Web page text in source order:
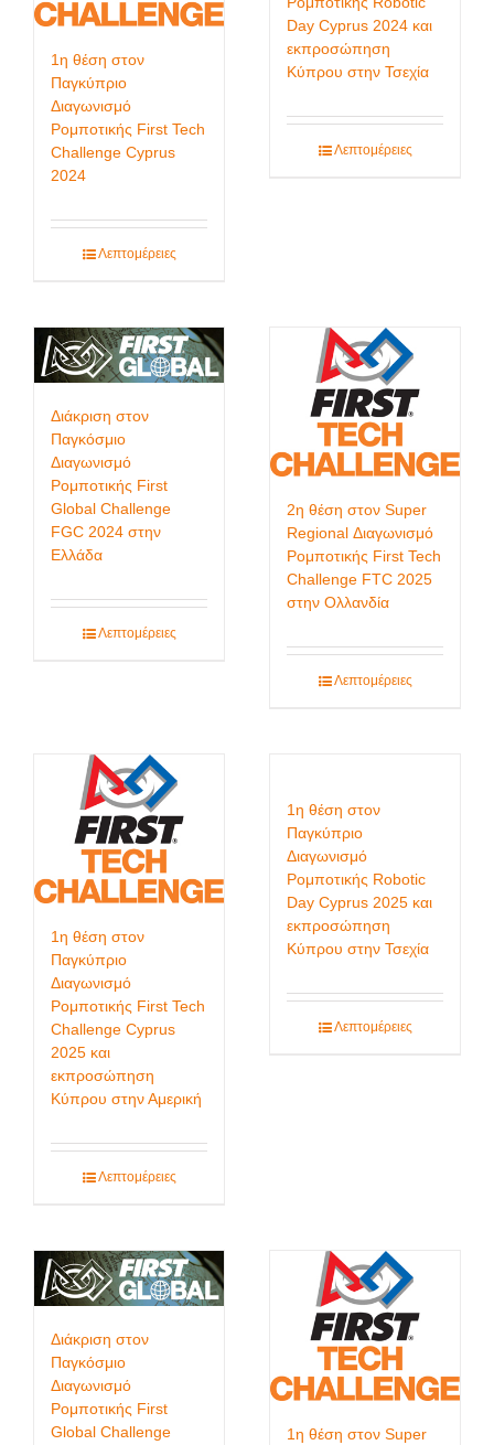
1η θέση στον
Παγκύπριο
Διαγωνισμό
Ρομποτικής First Tech
Challenge Cyprus
2024
Λεπτομέρειες
Day Cyprus 2024 και
εκπροσώπηση
Κύπρου στην Τσεχία
Λεπτομέρειες
Διάκριση στον
Παγκόσμιο
Διαγωνισμό
Ρομποτικής First
Global Challenge
FGC 2024 στην
Ελλάδα
Λεπτομέρειες
2η θέση στον Super
Regional Διαγωνισμό
Ρομποτικής First Tech
Challenge FTC 2025
στην Ολλανδία
Λεπτομέρειες
1η θέση στον
Παγκύπριο
Διαγωνισμό
Ρομποτικής First Tech
Challenge Cyprus
2025 και
εκπροσώπηση
Κύπρου στην Αμερική
Λεπτομέρειες
1η θέση στον
Παγκύπριο
Διαγωνισμό
Ρομποτικής Robotic
Day Cyprus 2025 και
εκπροσώπηση
Κύπρου στην Τσεχία
Λεπτομέρειες
Διάκριση στον
Παγκόσμιο
Διαγωνισμό
Ρομποτικής First
Global Challenge
1η θέση στον Super